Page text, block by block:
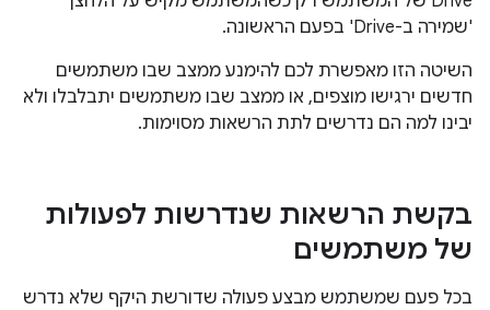
'שמירה ב-Drive' בפעם הראשונה.
השיטה הזו מאפשרת לכם להימנע ממצב שבו משתמשים
חדשים ירגישו מוצפים, או ממצב שבו משתמשים יתבלבלו ולא
יבינו למה הם נדרשים לתת הרשאות מסוימות.
בקשת הרשאות שנדרשות לפעולות
של משתמשים
בכל פעם שמשתמש מבצע פעולה שדורשת היקף שלא נדרש